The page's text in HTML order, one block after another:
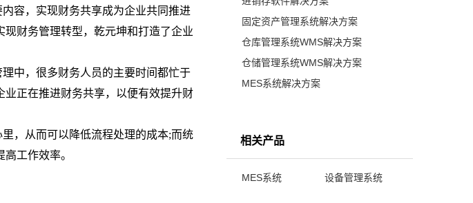
容，实现财务共享成为企业共同推进
财务管理转型，乾元坤和打造了企业
中，很多财务人员的主要时间都忙于
正在推进财务共享，以便有效提升财
，从而可以降低流程处理的成本;而统
工作效率。
固定资产管理系统解决方案
仓库管理系统WMS解决方案
仓储管理系统WMS解决方案
MES系统解决方案
相关产品
MES系统 设备管理系统